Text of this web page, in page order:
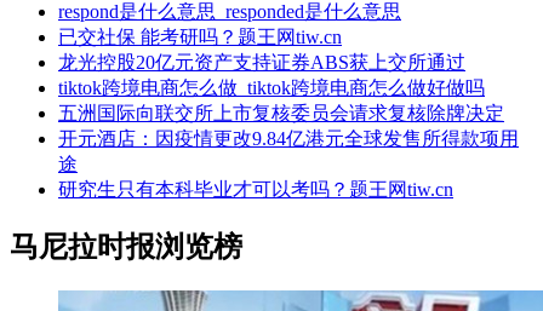
respond是什么意思_responded是什么意思
已交社保 能考研吗？题王网tiw.cn
龙光控股20亿元资产支持证券ABS获上交所通过
tiktok跨境电商怎么做_tiktok跨境电商怎么做好做吗
五洲国际向联交所上市复核委员会请求复核除牌决定
开元酒店：因疫情更改9.84亿港元全球发售所得款项用
途
研究生只有本科毕业才可以考吗？题王网tiw.cn
马尼拉时报浏览榜